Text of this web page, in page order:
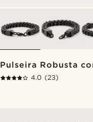
Pulseira Robusta
4.0 (23)